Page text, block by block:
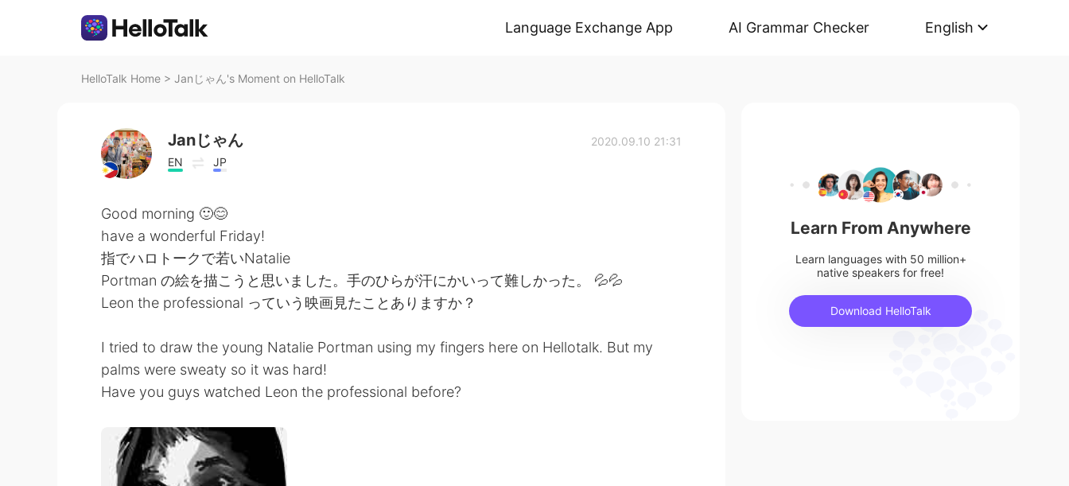
Language Exchange App AI Grammar Checker English
HelloTalk Home > Janじゃん's Moment on HelloTalk
Janじゃん
EN JP
2020.09.10 21:31
Good morning 🙂😊
have a wonderful Friday!
指でハロトークで若いNatalie
Portman の絵を描こうと思いました。手のひらが汗にかいって難しかった。 💦💦
Leon the professional っていう映画見たことありますか？
I tried to draw the young Natalie Portman using my fingers here on Hellotalk. But my
palms were sweaty so it was hard!
Have you guys watched Leon the professional before?
Learn From Anywhere
Learn languages with 50 million+
native speakers for free!
Download HelloTalk